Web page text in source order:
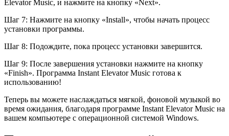
Elevator Music, и нажмите на кнопку «Next».
Шаг 7: Нажмите на кнопку «Install», чтобы начать процесс
установки программы.
Шаг 8: Подождите, пока процесс установки завершится.
Шаг 9: После завершения установки нажмите на кнопку
«Finish». Программа Instant Elevator Music готова к
использованию!
Теперь вы можете наслаждаться мягкой, фоновой музыкой во
время ожидания, благодаря программе Instant Elevator Music на
вашем компьютере с операционной системой Windows.